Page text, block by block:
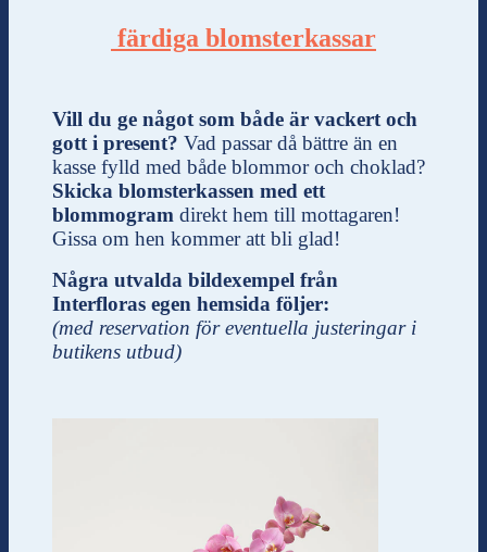
färdiga blomsterkassar
Vill du ge något som både är vackert och
gott i present? Vad passar då bättre än en
kasse fylld med både blommor och choklad?
Skicka blomsterkassen med ett
blommogram direkt hem till mottagaren!
Gissa om hen kommer att bli glad!
Några utvalda bildexempel från
Interfloras egen hemsida följer:
(med reservation för eventuella justeringar i
butikens utbud)